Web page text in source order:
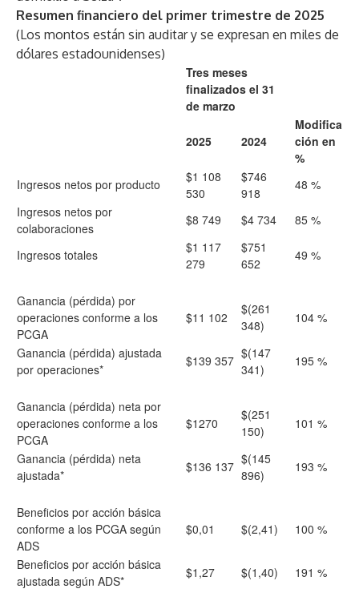
Resumen financiero del primer trimestre de 2025
(Los montos están sin auditar y se expresan en miles de
dólares estadounidenses)
Tres meses
finalizados el 31
de marzo
2025 2024
Modifica
ción en
%
Ingresos netos por producto
$1 108
530
$746
918
48 %
Ingresos netos por
colaboraciones
$8 749 $4 734 85 %
Ingresos totales
$1 117
279
$751
652
49 %
Ganancia (pérdida) por
operaciones conforme a los
PCGA
$11 102
$(261
348)
104 %
Ganancia (pérdida) ajustada
por operaciones*
$139 357 $(147
341)
195 %
Ganancia (pérdida) neta por
operaciones conforme a los
PCGA
$1270
$(251
150)
101 %
Ganancia (pérdida) neta
ajustada*
$136 137 $(145
896)
193 %
Beneficios por acción básica
conforme a los PCGA según
ADS
$0,01 $(2,41) 100 %
Beneficios por acción básica
ajustada según ADS*
$1,27 $(1,40) 191 %